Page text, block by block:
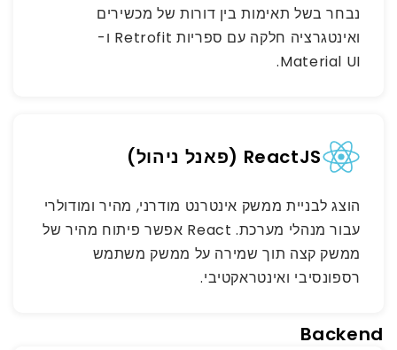
נבחר בשל תאימות בין דורות של מכשירים
ואינטגרציה חלקה עם ספריות Retrofit ו-
Material UI.
ReactJS (פאנל ניהול)
הוצג לבניית ממשק אינטרנט מודרני, מהיר ומודולרי
עבור מנהלי מערכת. React אפשר פיתוח מהיר של
ממשק קצה תוך שמירה על ממשק משתמש
רספונסיבי ואינטראקטיבי.
Backend